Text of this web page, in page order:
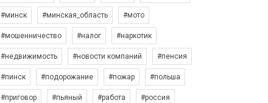
#минск #минская_область #мото
#мошенничество #налог #наркотик
#недвижимость #новости компаний #пенсия
#пинск #подорожание #пожар #польша
#приговор #пьяный #работа #россия